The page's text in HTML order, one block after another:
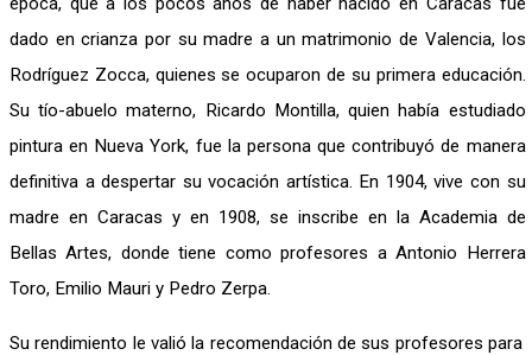
dado en crianza por su madre a un matrimonio de Valencia, los
Rodríguez Zocca, quienes se ocuparon de su primera educación.
Su tío-abuelo materno, Ricardo Montilla, quien había estudiado
pintura en Nueva York, fue la persona que contribuyó de manera
definitiva a despertar su vocación artística. En 1904, vive con su
madre en Caracas y en 1908, se inscribe en la Academia de
Bellas Artes, donde tiene como profesores a Antonio Herrera
Toro, Emilio Mauri y Pedro Zerpa.
Su rendimiento le valió la recomendación de sus profesores para